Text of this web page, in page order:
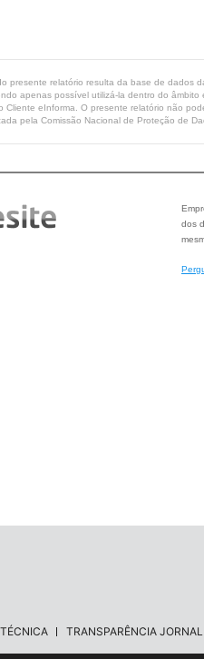
presente relatório resulta da base de dados
apenas possível utilizá-la dentro do
Cliente eInforma. O presente relatório não
pela Comissão Nacional de Proteção de
dos